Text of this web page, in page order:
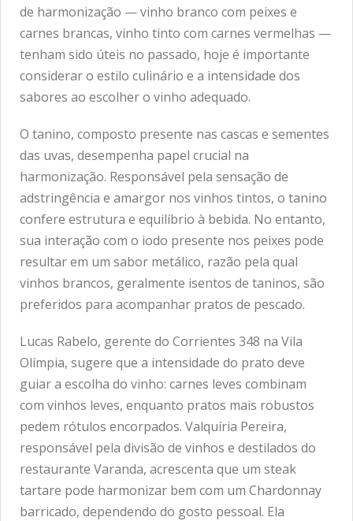
de harmonização — vinho branco com peixes e
carnes brancas, vinho tinto com carnes vermelhas —
tenham sido úteis no passado, hoje é importante
considerar o estilo culinário e a intensidade dos
sabores ao escolher o vinho adequado.
O tanino, composto presente nas cascas e sementes
das uvas, desempenha papel crucial na
harmonização. Responsável pela sensação de
adstringência e amargor nos vinhos tintos, o tanino
confere estrutura e equilíbrio à bebida. No entanto,
sua interação com o iodo presente nos peixes pode
resultar em um sabor metálico, razão pela qual
vinhos brancos, geralmente isentos de taninos, são
preferidos para acompanhar pratos de pescado.
Lucas Rabelo, gerente do Corrientes 348 na Vila
Olímpia, sugere que a intensidade do prato deve
guiar a escolha do vinho: carnes leves combinam
com vinhos leves, enquanto pratos mais robustos
pedem rótulos encorpados. Valquíria Pereira,
responsável pela divisão de vinhos e destilados do
restaurante Varanda, acrescenta que um steak
tartare pode harmonizar bem com um Chardonnay
barricado, dependendo do gosto pessoal. Ela